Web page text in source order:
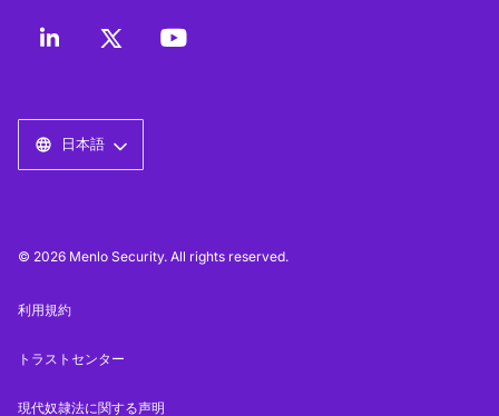
日本語
© 2026 Menlo Security. All rights reserved.
利用規約
トラストセンター
現代奴隷法に関する声明